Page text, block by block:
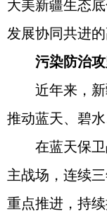
大美新疆生态
发展协同共进
污染防治
近年来，
推动蓝天、碧
在蓝天保
主战场，连续
重点推进，持